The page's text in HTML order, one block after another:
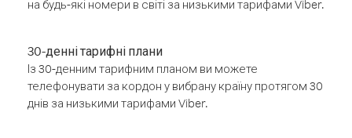
на будь-які номери в світі за низькими тарифами Viber.
30-денні тарифні плани
Із 30-денним тарифним планом ви можете
телефонувати за кордон у вибрану країну протягом 30
днів за низькими тарифами Viber.